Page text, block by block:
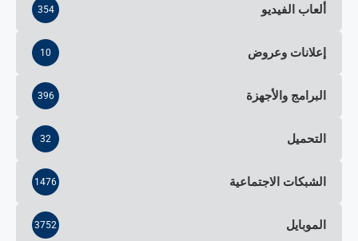
ألعاب الفيديو 354
إعلانات وعروض 10
البرامج والأجهزة 396
التحميل 32
الشبكات الاجتماعية 1476
الموبايل 3752